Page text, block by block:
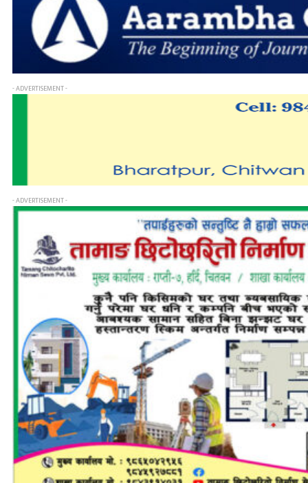
- ADVERTISEMENT -
- ADVERTISEMENT -